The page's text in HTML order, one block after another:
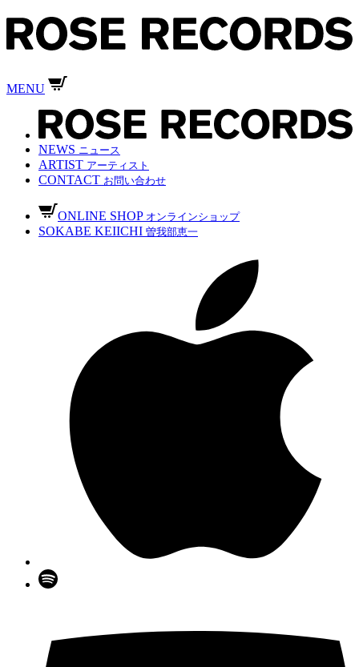
MENU
NEWS ニュース
ARTIST アーティスト
CONTACT お問い合わせ
ONLINE SHOP オンラインショップ
SOKABE KEIICHI 曽我部恵一